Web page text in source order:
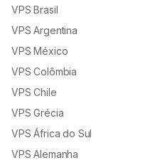
VPS Brasil
VPS Argentina
VPS México
VPS Colômbia
VPS Chile
VPS Grécia
VPS África do Sul
VPS Alemanha